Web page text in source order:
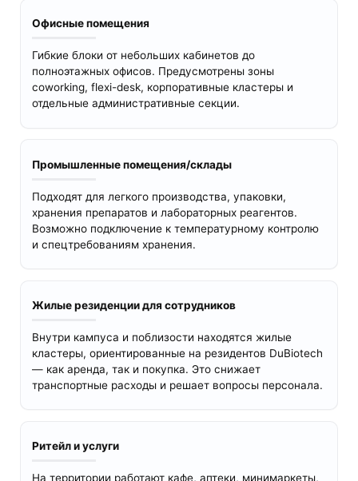
Офисные помещения
Гибкие блоки от небольших кабинетов до
полноэтажных офисов. Предусмотрены зоны
coworking, flexi-desk, корпоративные кластеры и
отдельные административные секции.
Промышленные помещения/склады
Подходят для легкого производства, упаковки,
хранения препаратов и лабораторных реагентов.
Возможно подключение к температурному контролю
и спецтребованиям хранения.
Жилые резиденции для сотрудников
Внутри кампуса и поблизости находятся жилые
кластеры, ориентированные на резидентов DuBiotech
— как аренда, так и покупка. Это снижает
транспортные расходы и решает вопросы персонала.
Ритейл и услуги
На территории работают кафе, аптеки, минимаркеты,